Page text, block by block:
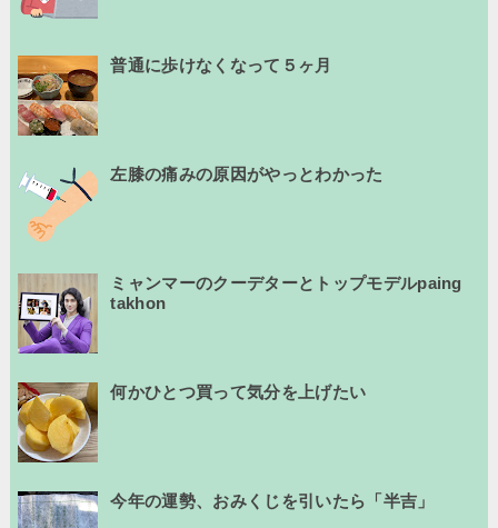
普通に歩けなくなって５ヶ月
左膝の痛みの原因がやっとわかった
ミャンマーのクーデターとトップモデルpaing
takhon
何かひとつ買って気分を上げたい
今年の運勢、おみくじを引いたら「半吉」